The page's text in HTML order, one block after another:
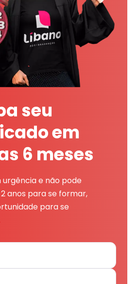
seu
em
6 meses
e não pode
anos para se formar,
para se